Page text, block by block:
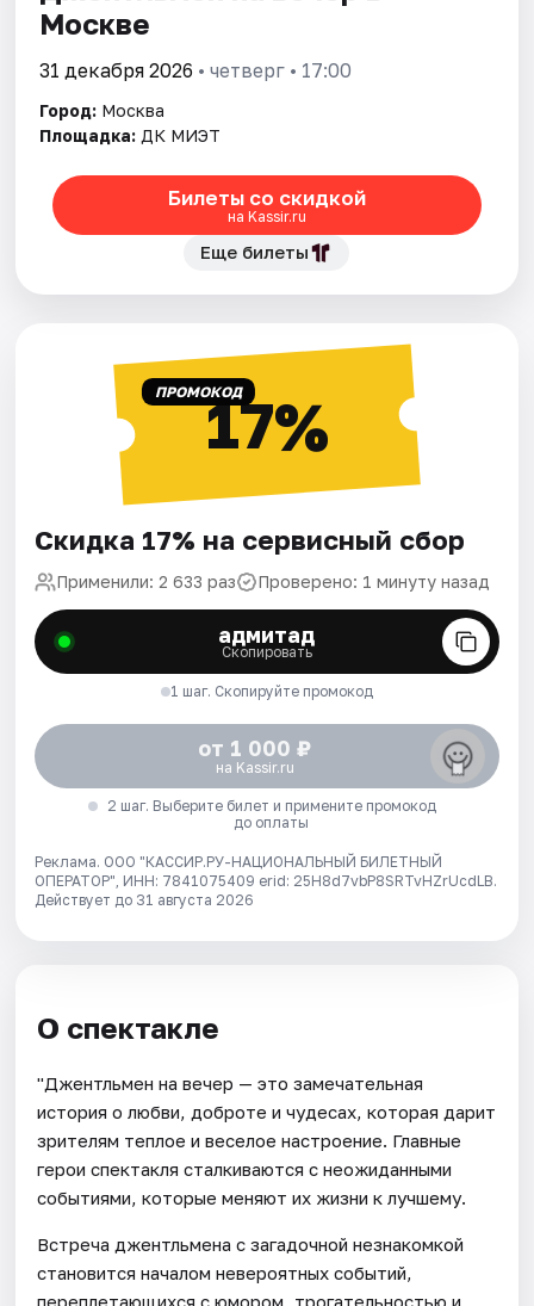
Москве
31 декабря 2026 • четверг • 17:00
Город: Москва
Площадка: ДК МИЭТ
Билеты со скидкой
на Kassir.ru
Еще билеты
ПРОМОКОД17%
Скидка 17% на сервисный сбор
Применили: 2 633 раз Проверено: 1 минуту назад
адмитад
Скопировать
1 шаг. Скопируйте промокод
от 1 000 ₽
на Kassir.ru
2 шаг. Выберите билет и примените промокод
до оплаты
Реклама. ООО "КАССИР.РУ-НАЦИОНАЛЬНЫЙ БИЛЕТНЫЙ
ОПЕРАТОР", ИНН: 7841075409 erid: 25H8d7vbP8SRTvHZrUcdLB.
Действует до 31 августа 2026
О спектакле
"Джентльмен на вечер — это замечательная
история о любви, доброте и чудесах, которая дарит
зрителям теплое и веселое настроение. Главные
герои спектакля сталкиваются с неожиданными
событиями, которые меняют их жизни к лучшему.
Встреча джентльмена с загадочной незнакомкой
становится началом невероятных событий,
переплетающихся с юмором, трогательностью и